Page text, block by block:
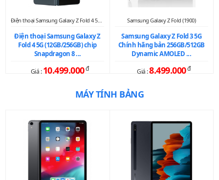
Điện thoại Samsung Galaxy Z Fold 4 5G (1995)
Điện thoại Samsung Galaxy Z
Fold 4 5G (12GB/256GB) chip
Snapdragon 8 ...
Giá :10.499.000đ
Samsung Galaxy Z Fold (1900)
Samsung Galaxy Z Fold 3 5G
Chính hãng bản 256GB/512GB
Dynamic AMOLED ...
Giá :8.499.000đ
MÁY TÍNH BẢNG